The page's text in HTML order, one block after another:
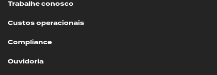
Trabalhe conosco
Custos operacionais
Compliance
Ouvidoria